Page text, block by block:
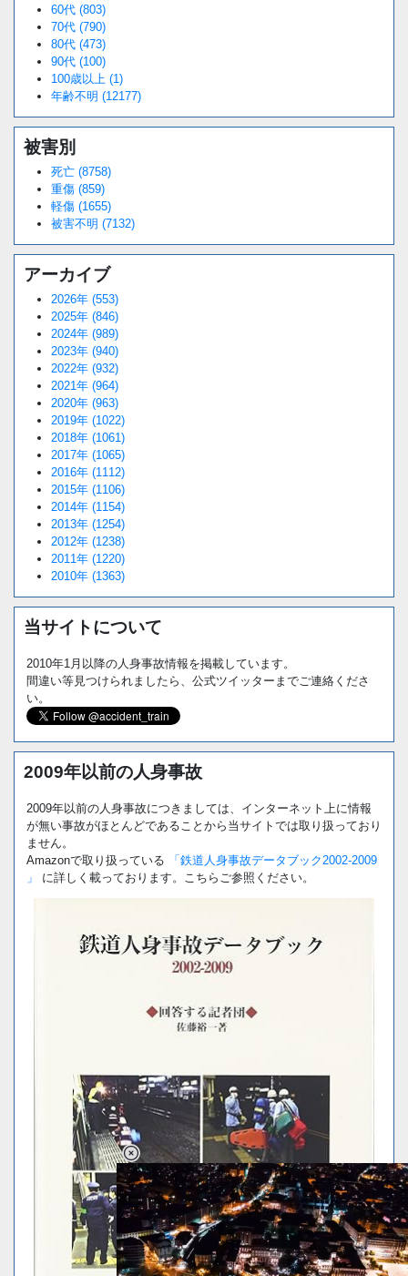
60代 (803)
70代 (790)
80代 (473)
90代 (100)
100歳以上 (1)
年齢不明 (12177)
被害別
死亡 (8758)
重傷 (859)
軽傷 (1655)
被害不明 (7132)
アーカイブ
2026年 (553)
2025年 (846)
2024年 (989)
2023年 (940)
2022年 (932)
2021年 (964)
2020年 (963)
2019年 (1022)
2018年 (1061)
2017年 (1065)
2016年 (1112)
2015年 (1106)
2014年 (1154)
2013年 (1254)
2012年 (1238)
2011年 (1220)
2010年 (1363)
当サイトについて
2010年1月以降の人身事故情報を掲載しています。
間違い等見つけられましたら、公式ツイッターまでご連絡くださ
い。
2009年以前の人身事故
2009年以前の人身事故につきましては、インターネット上に情報
が無い事故がほとんどであることから当サイトでは取り扱っており
ません。
Amazonで取り扱っている
「鉄道人身事故データブック2002-2009
」
に詳しく載っております。こちらご参照ください。